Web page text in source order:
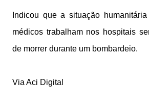
Indicou que a situação
médicos trabalham nos hospitais
de morrer durante um bombardeio.
Via Aci Digital